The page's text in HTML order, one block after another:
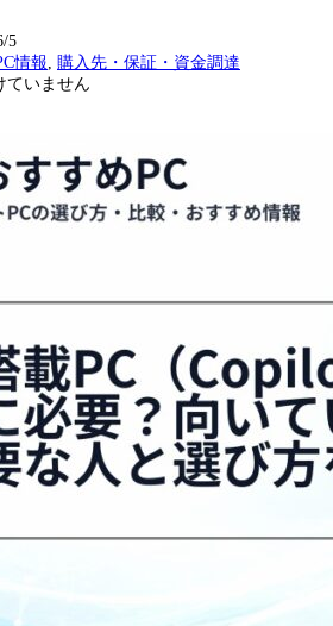
5
情報
購入先・保証・資金調達
ていません